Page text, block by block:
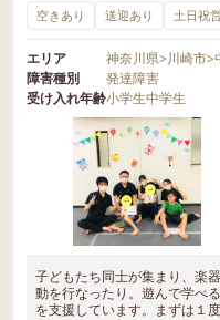
空きあり 送迎あり 土日祝
エリア 神奈川県>川崎市>
障害種別
発達障害
受け入れ年齢小学生中学生
子どもたち同士が集まり、楽
動を行なったり。遊んで学べ
を支援しています。まずは１